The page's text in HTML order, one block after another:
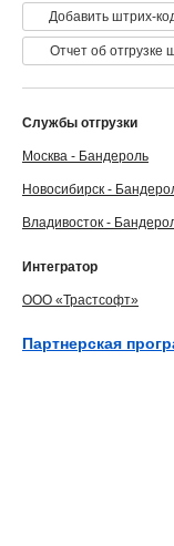
Добавить штрих-
Отчет об отгрузке
Службы отгрузки
Москва - Бандероль
Новосибирск -
Владивосток -
Интегратор
ООО «Трастсофт»
Партнерская